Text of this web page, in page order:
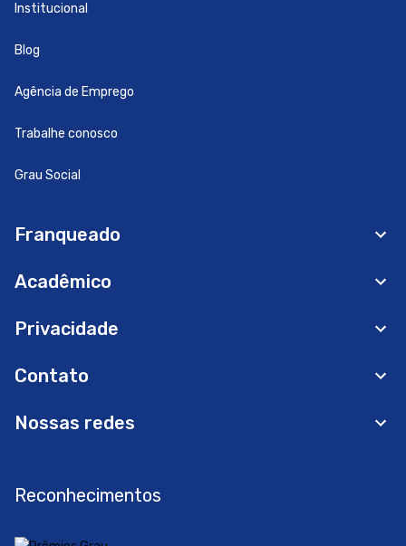
Institucional
Blog
Agência de Emprego
Trabalhe conosco
Grau Social
Franqueado
Acadêmico
Privacidade
Contato
Nossas redes
Reconhecimentos